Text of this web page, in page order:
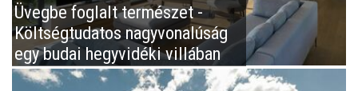
Üvegbe foglalt természet -
Költségtudatos nagyvonalúság
egy budai hegyvidéki villában